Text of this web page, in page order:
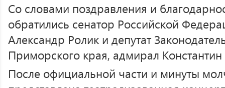
Со словами поздравления и
обратились сенатор Российской
Александр Ролик и депутат
Приморского края, адмирал
После официальной части и минуты